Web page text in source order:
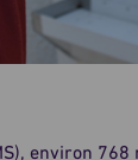
environ